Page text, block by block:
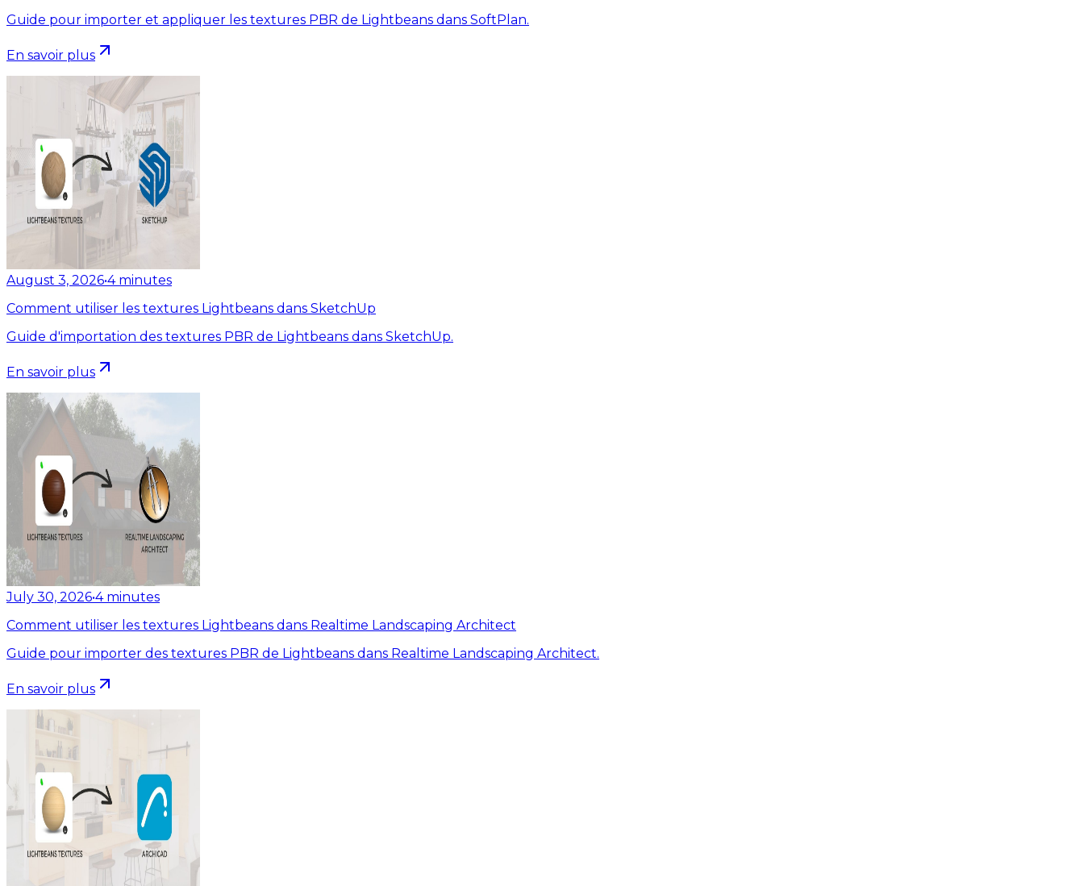
Guide pour importer et appliquer les textures PBR de Lightbeans dans SoftPlan.
En savoir plus
August 3, 2026•4 minutes
Comment utiliser les textures Lightbeans dans SketchUp
Guide d'importation des textures PBR de Lightbeans dans SketchUp.
En savoir plus
July 30, 2026•4 minutes
Comment utiliser les textures Lightbeans dans Realtime Landscaping Architect
Guide pour importer des textures PBR de Lightbeans dans Realtime Landscaping Architect.
En savoir plus